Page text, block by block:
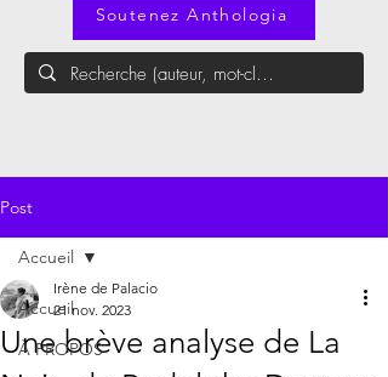
Soutenez Anthologia
Post
Accueil
À PROPOS
Accueil
Une brève analyse de La
Irène de Palacio
21 nov. 2023